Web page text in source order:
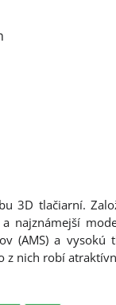
3D tlačiarní.
najznámejší
(AMS) a
nich robí